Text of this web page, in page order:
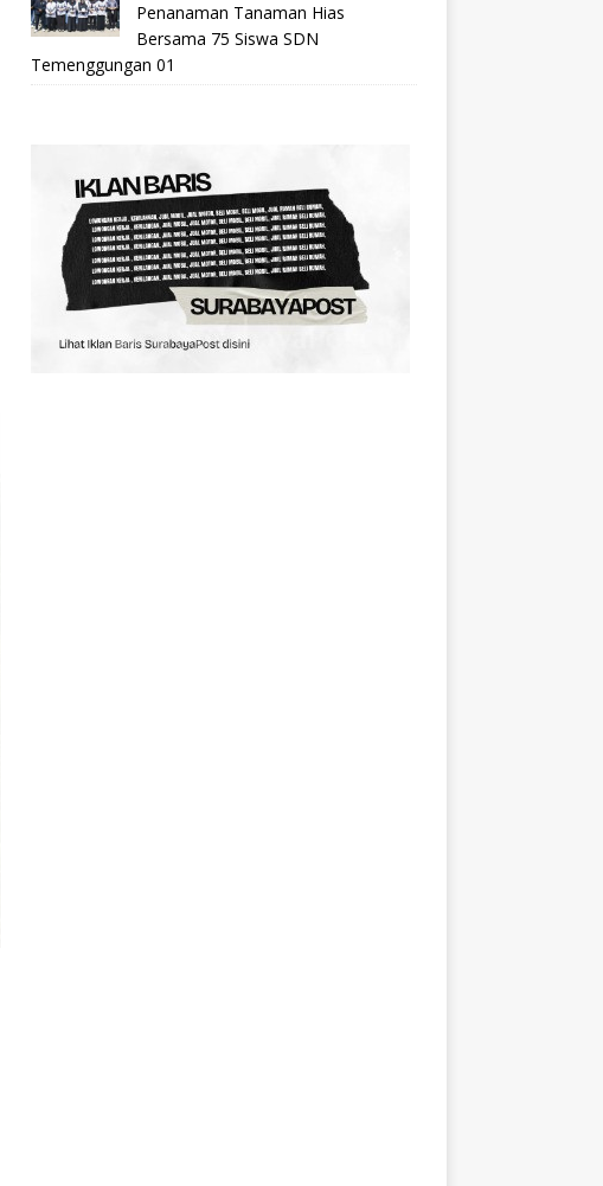
Penanaman Tanaman Hias
Bersama 75 Siswa SDN
Temenggungan 01